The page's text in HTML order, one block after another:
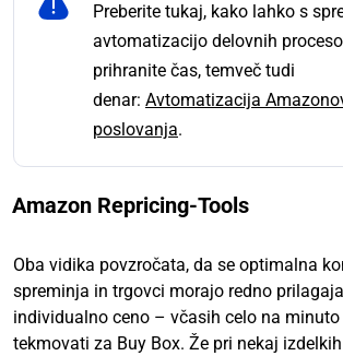
Preberite tukaj, kako lahko s
avtomatizacijo delovnih
prihranite čas, temveč tudi
denar: Avtomatizacija
poslovanja.
Amazon Repricing-Tools
Oba vidika povzročata, da se optimalna
spreminja in trgovci morajo redno
individualno ceno – včasih celo na
tekmovati za Buy Box. Že pri nekaj